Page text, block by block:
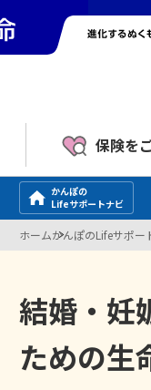
保険を
かんぽの
Lifeサポートナビ
ホームかんぽのLifeサポー
結婚・妊
ための生